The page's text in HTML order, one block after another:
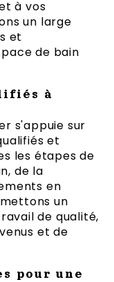
à vos
un large
et
de bain
à
s'appuie sur
et
les étapes de
de la
en
un
de qualité,
et de
pour une